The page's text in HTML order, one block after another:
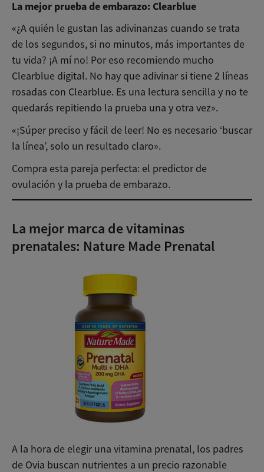
La mejor prueba de embarazo: Clearblue
«¿A quién le gustan las adivinanzas cuando se trata
de los segundos, si no minutos, más importantes de
tu vida? ¡A mí no! Por eso recomiendo mucho
Clearblue digital. No hay que adivinar si tiene 2 líneas
rosadas con Clearblue. Es una lectura sencilla y no te
quedarás repitiendo la prueba una y otra vez».
«¡Súper preciso y fácil de leer! No es necesario ‘buscar
la línea’, solo un resultado claro».
Compra esta pareja perfecta: el predictor de
ovulación y la prueba de embarazo.
La mejor marca de vitaminas
prenatales: Nature Made Prenatal
A la hora de elegir una vitamina prenatal, los padres
de Ovia buscan nutrientes a un precio razonable